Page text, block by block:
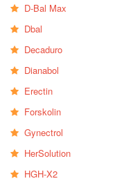
D-Bal Max
Dbal
Decaduro
Dianabol
Erectin
Forskolin
Gynectrol
HerSolution
HGH-X2